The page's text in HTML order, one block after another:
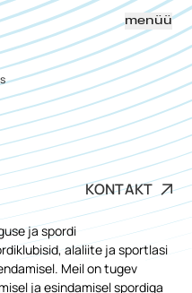
menüü
KONTAKT
ja spordi
alaliite ja sportlasi
Meil on tugev
ja esindamisel spordiga